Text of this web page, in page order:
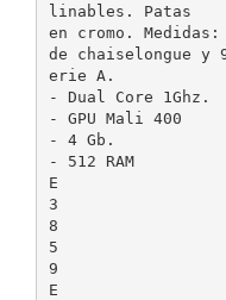
linables. Patas
en cromo.
de chaiselongue y
erie A.
- Dual Core 1Ghz.
- GPU Mali 400
- 4 Gb.
- 512 RAM
E
3
8
5
9
E